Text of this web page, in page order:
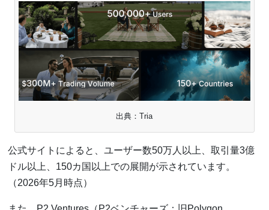
出典：Tria
公式サイトによると、ユーザー数50万人以上、取引量3億
ドル以上、150カ国以上での展開が示されています。
（2026年5月時点）